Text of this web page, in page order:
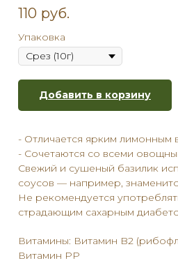
110 руб.
Упаковка
Добавить в корзину
- Отличается ярким лимонным
- Сочетаются со всеми
Свежий и сушеный базилик
соусов — например,
Не рекомендуется
страдающим сахарным
Витамины: Витамин B2
Витамин PP